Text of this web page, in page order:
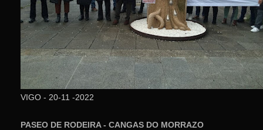
VIGO - 20-11 -2022
PASEO DE RODEIRA - CANGAS DO MORRAZO